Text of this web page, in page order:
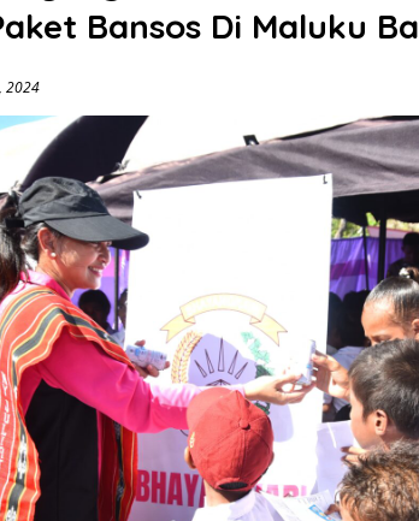
Bansos Di Maluku
2024